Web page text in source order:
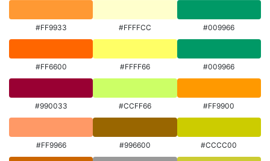
#FF9933 #FFFFCC #009966
#FF6600 #FFFF66 #009966
#990033 #CCFF66 #FF9900
#FF9966 #996600 #CCCC00